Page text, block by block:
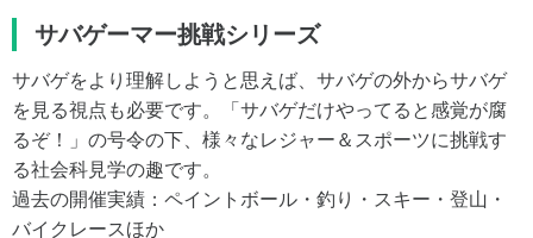
サバゲーマー挑戦シリーズ
サバゲをより理解しようと思えば、サバゲの外からサバゲ
を見る視点も必要です。「サバゲだけやってると感覚が腐
るぞ！」の号令の下、様々なレジャー＆スポーツに挑戦す
る社会科見学の趣です。
過去の開催実績：ペイントボール・釣り・スキー・登山・
バイクレースほか